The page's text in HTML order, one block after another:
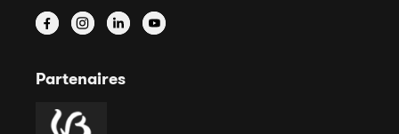
Partenaires